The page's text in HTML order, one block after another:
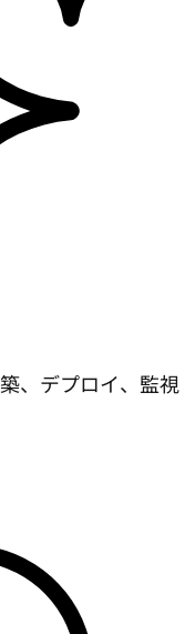
、デプロイ、監視